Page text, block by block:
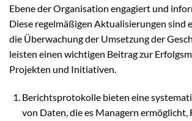
Ebene der Organisation engagiert und
Diese regelmäßigen Aktualisierungen sind
die Überwachung der Umsetzung der
leisten einen wichtigen Beitrag zur
Projekten und Initiativen.
Berichtsprotokolle bieten eine
von Daten, die es Managern